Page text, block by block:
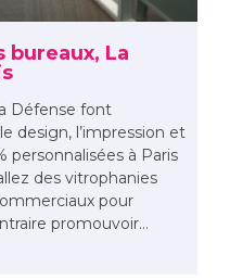
La
Défense font
design, l’impression et
personnalisées à Paris
des vitrophanies
pour
promouvoir…